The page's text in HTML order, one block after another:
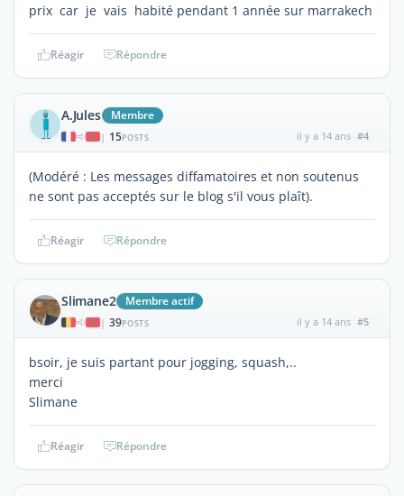
prix car je vais habité pendant 1 année sur marrakech
Réagir Répondre
A.Jules Membre
| 15POSTS il y a 14 ans #4
(Modéré : Les messages diffamatoires et non soutenus
ne sont pas acceptés sur le blog s'il vous plaît).
Réagir Répondre
Slimane2 Membre actif
| 39POSTS il y a 14 ans #5
bsoir, je suis partant pour jogging, squash,..
merci
Slimane
Réagir Répondre